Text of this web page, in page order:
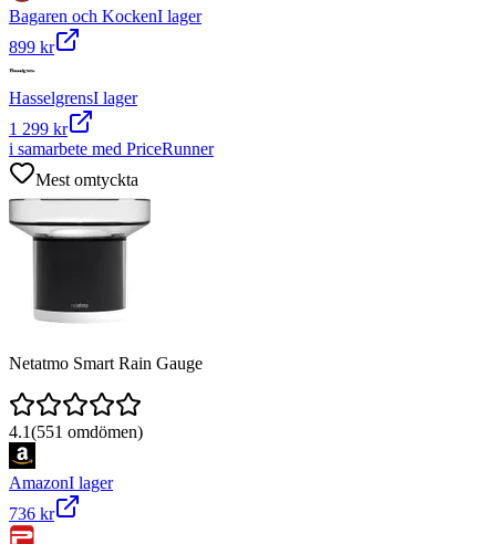
Bagaren och KockenI lager
899 kr
HasselgrensI lager
1 299 kr
i samarbete med PriceRunner
Mest omtyckta
Netatmo Smart Rain Gauge
4.1(551 omdömen)
AmazonI lager
736 kr